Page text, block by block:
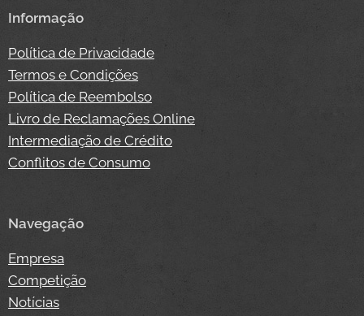
Informação
Política de Privacidade
Termos e Condições
Política de Reembolso
Livro de Reclamações Online
Intermediação de Crédito
Conflitos de Consumo
Navegação
Empresa
Competição
Notícias